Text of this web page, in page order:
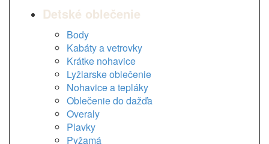
Detské oblečenie
Body
Kabáty a vetrovky
Krátke nohavice
Lyžiarske oblečenie
Nohavice a tepláky
Oblečenie do dažďa
Overaly
Plavky
Pyžamá